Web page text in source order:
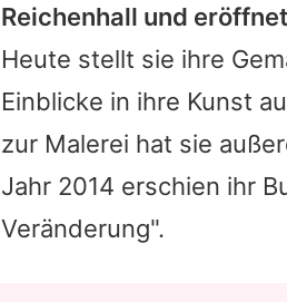
Reichenhall und
Heute stellt sie ihre
Einblicke in ihre Kunst
zur Malerei hat sie
Jahr 2014 erschien ihr
Veränderung".